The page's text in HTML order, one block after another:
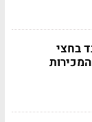
בחצי
את תחזית 2026; המכירות